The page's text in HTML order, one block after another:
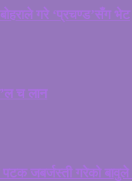
गरे ‘प्रचण्ड’सँग भेट
च लान
जबर्जस्ती गरेको